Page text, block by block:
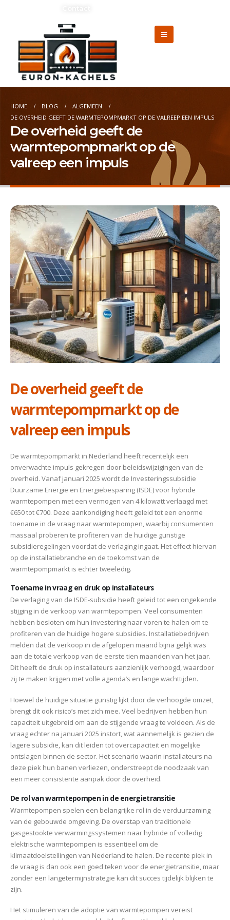
HOME BLOG
ALGEMEEN
DE OVERHEID GEEFT DE WARMTEPOMPMARKT OP DE VALREEP EEN IMPULS
De overheid geeft de
warmtepompmarkt op de
valreep een impuls
De overheid geeft de
warmtepompmarkt op de
valreep een impuls
De warmtepompmarkt in Nederland heeft recentelijk een
onverwachte impuls gekregen door beleidswijzigingen van de
overheid. Vanaf januari 2025 wordt de Investeringssubsidie
Duurzame Energie en Energiebesparing (ISDE) voor hybride
warmtepompen met een vermogen van 4 kilowatt verlaagd met
€650 tot €700. Deze aankondiging heeft geleid tot een enorme
toename in de vraag naar warmtepompen, waarbij consumenten
massaal proberen te profiteren van de huidige gunstige
subsidieregelingen voordat de verlaging ingaat. Het effect hiervan
op de installatiebranche en de toekomst van de
warmtepompmarkt is echter tweeledig.
Toename in vraag en druk op installateurs
De verlaging van de ISDE-subsidie heeft geleid tot een ongekende
stijging in de verkoop van warmtepompen. Veel consumenten
hebben besloten om hun investering naar voren te halen om te
profiteren van de huidige hogere subsidies. Installatiebedrijven
melden dat de verkoop in de afgelopen maand bijna gelijk was
aan de totale verkoop van de eerste tien maanden van het jaar.
Dit heeft de druk op installateurs aanzienlijk verhoogd, waardoor
zij te maken krijgen met volle agenda’s en lange wachttijden.
Hoewel de huidige situatie gunstig lijkt door de verhoogde omzet,
brengt dit ook risico’s met zich mee. Veel bedrijven hebben hun
capaciteit uitgebreid om aan de stijgende vraag te voldoen. Als de
vraag echter na januari 2025 instort, wat aannemelijk is gezien de
lagere subsidie, kan dit leiden tot overcapaciteit en mogelijke
ontslagen binnen de sector. Het scenario waarin installateurs na
deze piek hun banen verliezen, onderstreept de noodzaak van
een meer consistente aanpak door de overheid.
De rol van warmtepompen in de energietransitie
Warmtepompen spelen een belangrijke rol in de verduurzaming
van de gebouwde omgeving. De overstap van traditionele
gasgestookte verwarmingssystemen naar hybride of volledig
elektrische warmtepompen is essentieel om de
klimaatdoelstellingen van Nederland te halen. De recente piek in
de vraag is dan ook een goed teken voor de energietransitie, maar
zonder een langetermijnstrategie kan dit succes tijdelijk blijken te
zijn.
Het stimuleren van de adoptie van warmtepompen vereist